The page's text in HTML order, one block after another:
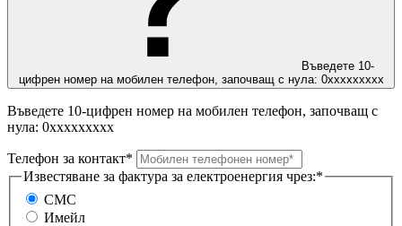
Въведете 10-
цифрен номер на мобилен телефон, започващ с нула: 0ххххххххх
Въведете 10-цифрен номер на мобилен телефон, започващ с
нула: 0ххххххххх
Телефон за контакт*
Известяване за фактура за електроенергия чрез:*
СМС
Имейл